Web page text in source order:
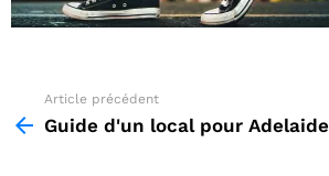
more
Article précédent
Guide d'un local pour Adelaide